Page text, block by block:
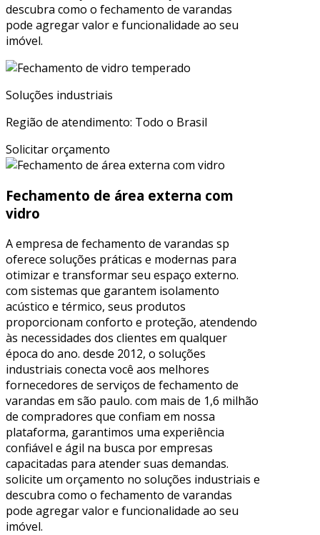
descubra como o fechamento de varandas
pode agregar valor e funcionalidade ao seu
imóvel.
Soluções industriais
Região de atendimento: Todo o Brasil
Solicitar orçamento
Fechamento de área externa com
vidro
A empresa de fechamento de varandas sp
oferece soluções práticas e modernas para
otimizar e transformar seu espaço externo.
com sistemas que garantem isolamento
acústico e térmico, seus produtos
proporcionam conforto e proteção, atendendo
às necessidades dos clientes em qualquer
época do ano. desde 2012, o soluções
industriais conecta você aos melhores
fornecedores de serviços de fechamento de
varandas em são paulo. com mais de 1,6 milhão
de compradores que confiam em nossa
plataforma, garantimos uma experiência
confiável e ágil na busca por empresas
capacitadas para atender suas demandas.
solicite um orçamento no soluções industriais e
descubra como o fechamento de varandas
pode agregar valor e funcionalidade ao seu
imóvel.